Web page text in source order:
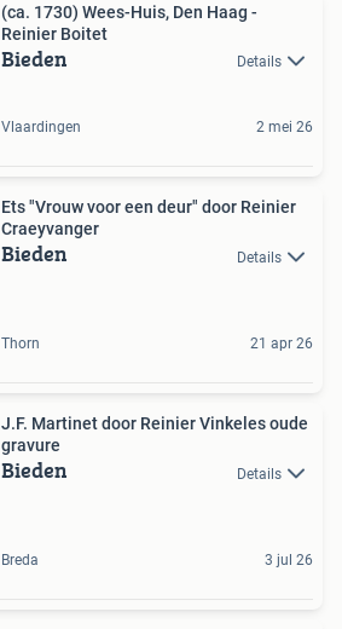
(ca. 1730) Wees-Huis, Den Haag -
Reinier Boitet
Bieden Details
Vlaardingen 2 mei 26
Ets "Vrouw voor een deur" door Reinier
Craeyvanger
Bieden Details
Thorn 21 apr 26
J.F. Martinet door Reinier Vinkeles oude
gravure
Bieden Details
Breda 3 jul 26